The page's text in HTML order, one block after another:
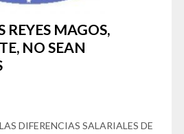
REYES MAGOS,
NO SEAN
DIFERENCIAS SALARIALES DE